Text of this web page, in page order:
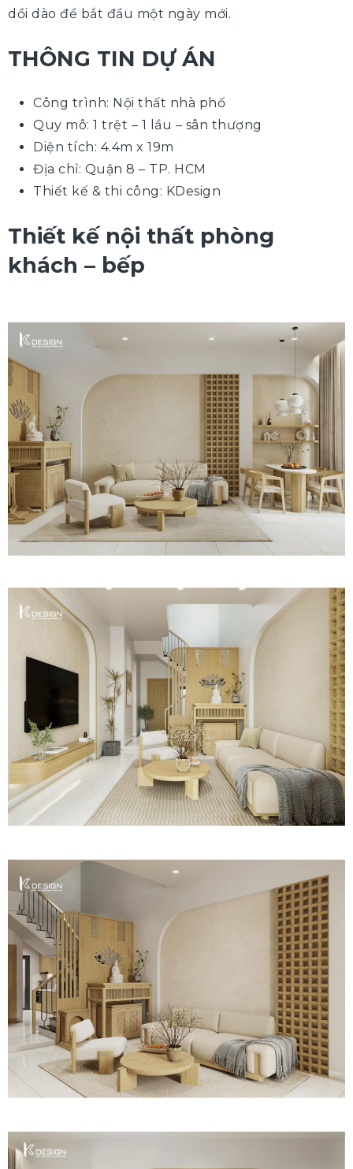
dồi dào để bắt đầu một ngày mới.
THÔNG TIN DỰ ÁN
Công trình: Nội thất nhà phố
Quy mô: 1 trệt – 1 lầu – sân thượng
Diện tích: 4.4m x 19m
Địa chỉ: Quận 8 – TP. HCM
Thiết kế & thi công: KDesign
Thiết kế nội thất phòng
khách – bếp